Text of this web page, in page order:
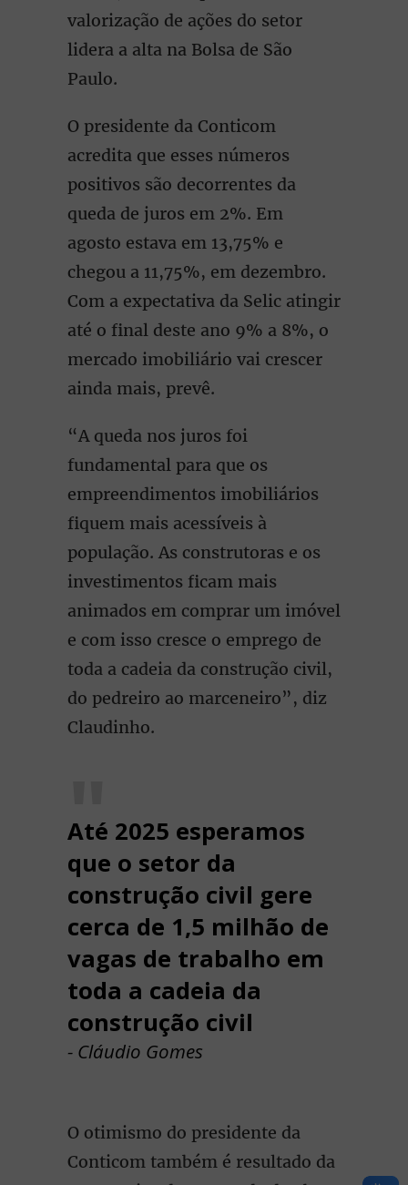
valorização de ações do setor
lidera a alta na Bolsa de São
Paulo.
O presidente da Conticom
acredita que esses números
positivos são decorrentes da
queda de juros em 2%. Em
agosto estava em 13,75% e
chegou a 11,75%, em dezembro.
Com a expectativa da Selic atingir
até o final deste ano 9% a 8%, o
mercado imobiliário vai crescer
ainda mais, prevê.
“A queda nos juros foi
fundamental para que os
empreendimentos imobiliários
fiquem mais acessíveis à
população. As construtoras e os
investimentos ficam mais
animados em comprar um imóvel
e com isso cresce o emprego de
toda a cadeia da construção civil,
do pedreiro ao marceneiro”, diz
Claudinho.
Até 2025 esperamos
que o setor da
construção civil gere
cerca de 1,5 milhão de
vagas de trabalho em
toda a cadeia da
construção civil
- Cláudio Gomes
O otimismo do presidente da
Conticom também é resultado da